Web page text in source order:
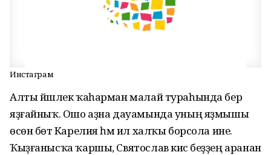
Инстаграм
Алты йәшлек ҡаһарман малай тураһында бер
яҙғайныҡ. Ошо аҙна дауамында уның яҙмышы
өсөн бөтә Карелия һәм ил халҡы борсола ине.
Ҡыҙғанысҡа ҡаршы, Святослав кисә беҙҙең аранан